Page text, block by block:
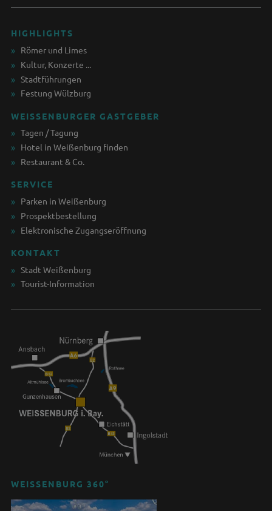
HIGHLIGHTS
Römer und Limes
Kultur, Konzerte ...
Stadtführungen
Festung Wülzburg
WEISSENBURGER GASTGEBER
Tagen / Tagung
Hotel in Weißenburg finden
Restaurant & Co.
SERVICE
Parken in Weißenburg
Prospektbestellung
Elektronische Zugangseröffnung
KONTAKT
Stadt Weißenburg
Tourist-Information
WEISSENBURG 360°